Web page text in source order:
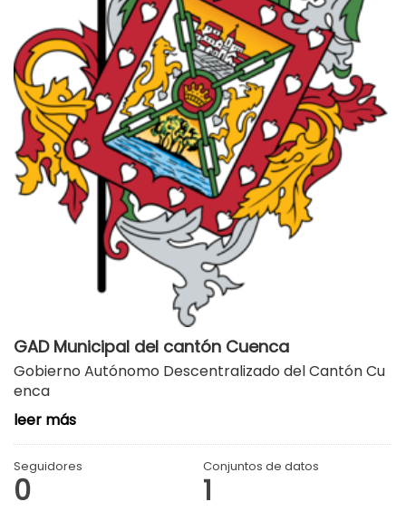
GAD Municipal del cantón Cuenca
Gobierno Autónomo Descentralizado del Cantón Cu
enca
leer más
Seguidores
0
Conjuntos de datos
1